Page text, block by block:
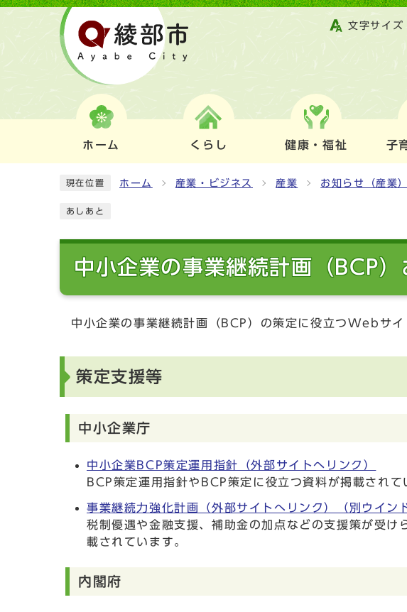
文字サイズ
ホーム くらし 健康・福祉 子
現在位置 ホーム 産業・ビジネス 産業 お知らせ（産業）
あしあと
中小企業の事業継続計画（BCP
中小企業の事業継続計画（BCP）の策定に役立つWebサイ
策定支援等
中小企業庁
中小企業BCP策定運用指針（外部サイトへリンク）
BCP策定運用指針やBCP策定に役立つ資料が掲載されて
事業継続力強化計画（外部サイトへリンク）
（別ウイン
税制優遇や金融支援、補助金の加点などの支援策が受け
載されています。
内閣府